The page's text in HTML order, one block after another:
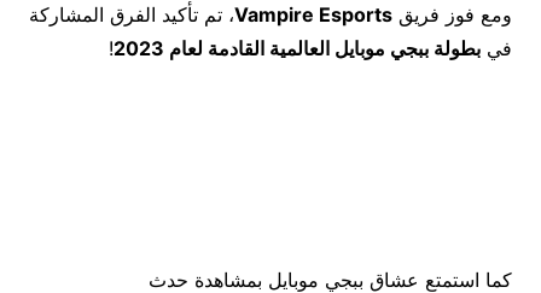
ومع فوز فريق Vampire Esports، تم تأكيد الفرق المشاركة
في بطولة ببجي موبايل العالمية القادمة لعام 2023 !
كما استمتع عشاق ببجي موبايل بمشاهدة حدث